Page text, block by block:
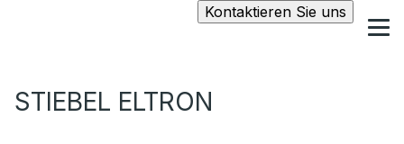
Kontaktieren Sie uns
STIEBEL ELTRON